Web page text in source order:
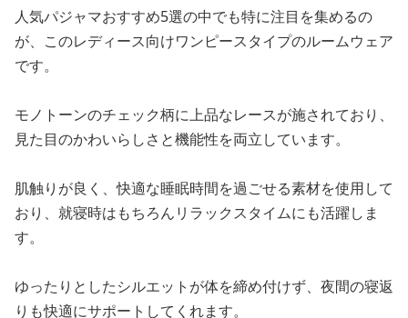
人気パジャマおすすめ5選の中でも特に注目を集めるの
が、このレディース向けワンピースタイプのルームウェア
です。
モノトーンのチェック柄に上品なレースが施されており、
見た目のかわいらしさと機能性を両立しています。
肌触りが良く、快適な睡眠時間を過ごせる素材を使用して
おり、就寝時はもちろんリラックスタイムにも活躍しま
す。
ゆったりとしたシルエットが体を締め付けず、夜間の寝返
りも快適にサポートしてくれます。